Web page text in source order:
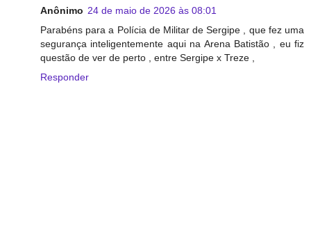
Anônimo 24 de maio de 2026 às 08:01
Parabéns para a Polícia de Militar de Sergipe , que fez uma
segurança inteligentemente aqui na Arena Batistão , eu fiz
questão de ver de perto , entre Sergipe x Treze ,
Responder